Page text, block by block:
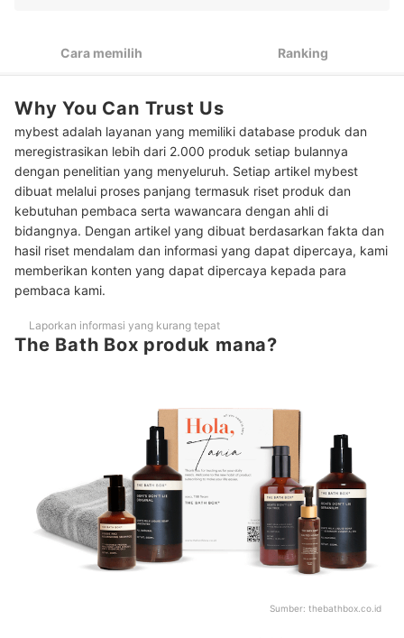
Peringkat Produk The Bath Box Terbaik
Cara memilih Ranking
Why You Can Trust Us
mybest adalah layanan yang memiliki database produk dan
meregistrasikan lebih dari 2.000 produk setiap bulannya
dengan penelitian yang menyeluruh. Setiap artikel mybest
dibuat melalui proses panjang termasuk riset produk dan
kebutuhan pembaca serta wawancara dengan ahli di
bidangnya. Dengan artikel yang dibuat berdasarkan fakta dan
hasil riset mendalam dan informasi yang dapat dipercaya, kami
memberikan konten yang dapat dipercaya kepada para
pembaca kami.
Laporkan informasi yang kurang tepat
The Bath Box produk mana?
Sumber: thebathbox.co.id